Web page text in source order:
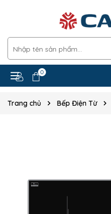
0
Trang chủ Bếp Điện Từ